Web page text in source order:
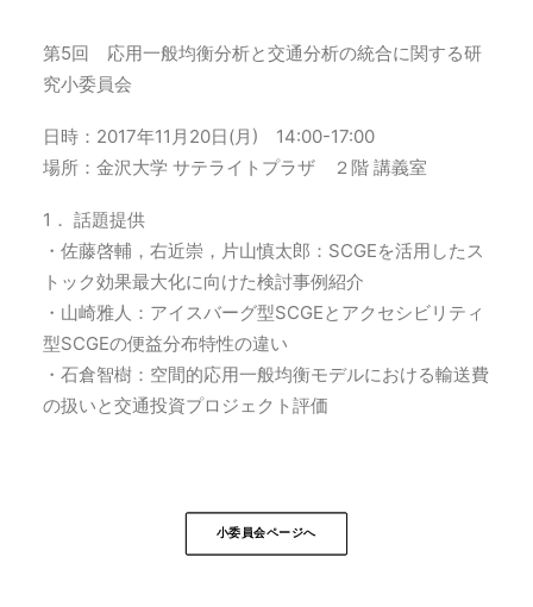
第5回 応用一般均衡分析と交通分析の統合に関する研
究小委員会
日時：2017年11月20日(月) 14:00-17:00
場所：金沢大学 サテライトプラザ ２階 講義室
1． 話題提供
・佐藤啓輔，右近崇，片山慎太郎：SCGEを活用したス
トック効果最大化に向けた検討事例紹介
・山崎雅人：アイスバーグ型SCGEとアクセシビリティ
型SCGEの便益分布特性の違い
・石倉智樹：空間的応用一般均衡モデルにおける輸送費
の扱いと交通投資プロジェクト評価
小委員会ページへ